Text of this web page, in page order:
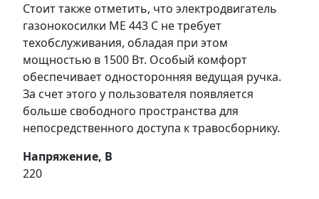
Стоит также отметить, что электродвигатель
газонокосилки ME 443 C не требует
техобслуживания, обладая при этом
мощностью в 1500 Вт. Особый комфорт
обеспечивает односторонняя ведущая ручка.
За счет этого у пользователя появляется
больше свободного пространства для
непосредственного доступа к травосборнику.
Напряжение, В
220